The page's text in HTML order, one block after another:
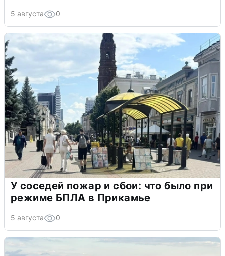
5 августа 0
У соседей пожар и сбои: что было при
режиме БПЛА в Прикамье
5 августа 0